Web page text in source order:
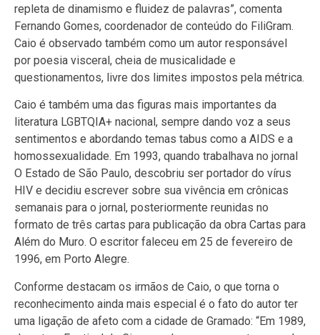
repleta de dinamismo e fluidez de palavras”, comenta
Fernando Gomes, coordenador de conteúdo do FiliGram.
Caio é observado também como um autor responsável
por poesia visceral, cheia de musicalidade e
questionamentos, livre dos limites impostos pela métrica.
Caio é também uma das figuras mais importantes da
literatura LGBTQIA+ nacional, sempre dando voz a seus
sentimentos e abordando temas tabus como a AIDS e a
homossexualidade. Em 1993, quando trabalhava no jornal
O Estado de São Paulo, descobriu ser portador do vírus
HIV e decidiu escrever sobre sua vivência em crônicas
semanais para o jornal, posteriormente reunidas no
formato de três cartas para publicação da obra Cartas para
Além do Muro. O escritor faleceu em 25 de fevereiro de
1996, em Porto Alegre.
Conforme destacam os irmãos de Caio, o que torna o
reconhecimento ainda mais especial é o fato do autor ter
uma ligação de afeto com a cidade de Gramado: “Em 1989,